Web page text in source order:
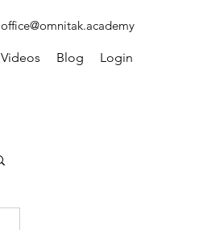
office@omnitak.academy
Videos Blog Login